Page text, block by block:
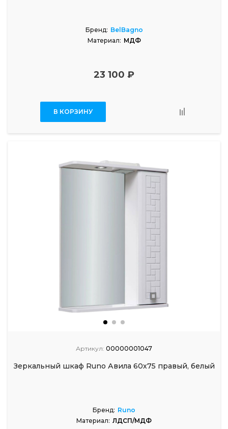
Бренд: BelBagno
Материал: МДФ
23 100 ₽
В КОРЗИНУ
Артикул: 00000001047
Зеркальный шкаф Runo Авила 60х75 правый, белый
Бренд: Runo
Материал: ЛДСП/МДФ